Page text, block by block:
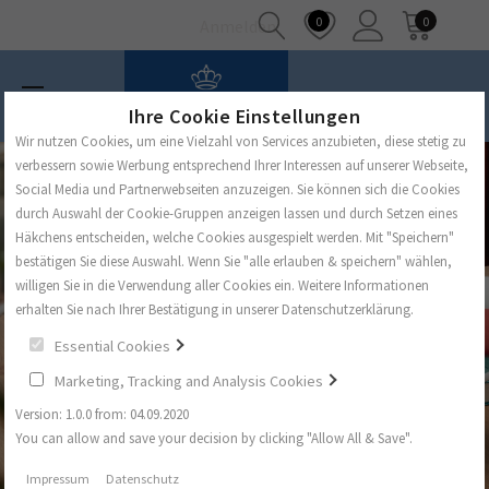
Anmelden 0 0
Ihre Cookie Einstellungen
Wir nutzen Cookies, um eine Vielzahl von Services anzubieten, diese stetig zu
verbessern sowie Werbung entsprechend Ihrer Interessen auf unserer Webseite,
Social Media und Partnerwebseiten anzuzeigen. Sie können sich die Cookies
durch Auswahl der Cookie-Gruppen anzeigen lassen und durch Setzen eines
Häkchens entscheiden, welche Cookies ausgespielt werden. Mit "Speichern"
bestätigen Sie diese Auswahl. Wenn Sie "alle erlauben & speichern" wählen,
willigen Sie in die Verwendung aller Cookies ein. Weitere Informationen
erhalten Sie nach Ihrer Bestätigung in unserer Datenschutzerklärung.
Essential Cookies
Marketing, Tracking and Analysis Cookies
Version: 1.0.0 from: 04.09.2020
You can allow and save your decision by clicking "Allow All & Save".
Impressum Datenschutz